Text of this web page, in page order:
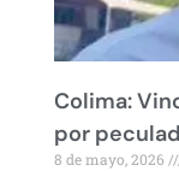
Colima:
por
8 de mayo, 2026